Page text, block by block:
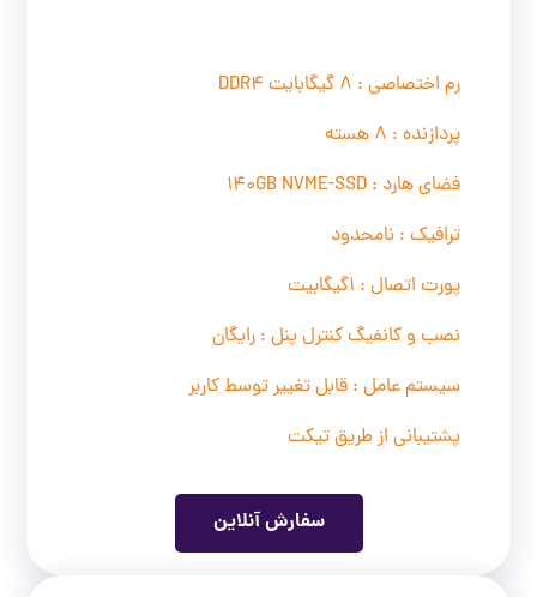
رم اختصاصی : 8 گیگابایت DDR4
پردازنده : 8 هسته
فضای هارد : 140GB NVME-SSD
ترافیک : نامحدود
پورت اتصال : 1گیگابیت
نصب و کانفیگ کنترل پنل : رایگان
سیستم عامل : قابل تغییر توسط کاربر
پشتیبانی از طریق تیکت
سفارش آنلاین